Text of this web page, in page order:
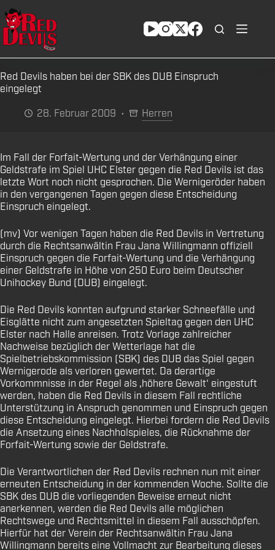
Zum
Inhalt
springen
Red Devils haben bei der SBK des DUB Einspruch
eingelegt
28. Februar 2009
Herren
Im Fall der Forfait-Wertung und der Verhängung einer
Geldstrafe im Spiel UHC Elster gegen die Red Devils ist das
letzte Wort noch nicht gesprochen. Die Wernigeröder haben
in den vergangenen Tagen gegen diese Entscheidung
Einspruch eingelegt.
(mv) Vor wenigen Tagen haben die Red Devils in Vertretung
durch die Rechtsanwältin Frau Jana Willingmann offiziell
Einspruch gegen die Forfait-Wertung und die Verhängung
einer Geldstrafe in Höhe von 250 Euro beim Deutscher
Unihockey Bund (DUB) eingelegt.
Die Red Devils konnten aufgrund starker Schneefälle und
Eisglätte nicht zum angesetzten Spieltag gegen den UHC
Elster nach Halle anreisen. Trotz Vorlage zahlreicher
Nachweise bezüglich der Wetterlage hat die
Spielbetriebskommission (SBK) des DUB das Spiel gegen
Wernigerode als verloren gewertet. Da derartige
Vorkommnisse in der Regel als ‚höhere Gewalt‘ eingestuft
werden, haben die Red Devils in diesem Fall rechtliche
Unterstützung in Anspruch genommen und Einspruch gegen
diese Entscheidung eingelegt. Hierbei fordern die Red Devils
die Ansetzung eines Nachholspieles, die Rücknahme der
Forfait-Wertung sowie der Geldstrafe.
Die Verantwortlichen der Red Devils rechnen nun mit einer
erneuten Entscheidung in der kommenden Woche. Sollte die
SBK des DUB die vorliegenden Beweise erneut nicht
anerkennen, werden die Red Devils alle möglichen
Rechtswege und Rechtsmittel in diesem Fall ausschöpfen.
Hierfür hat der Verein der Rechtsanwältin Frau Jana
Willingmann bereits eine Vollmacht zur Bearbeitung dieses